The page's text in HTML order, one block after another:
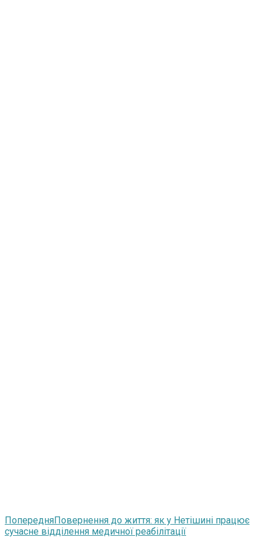
ПопередняПовернення до життя: як у Нетішині працює
сучасне відділення медичної реабілітації